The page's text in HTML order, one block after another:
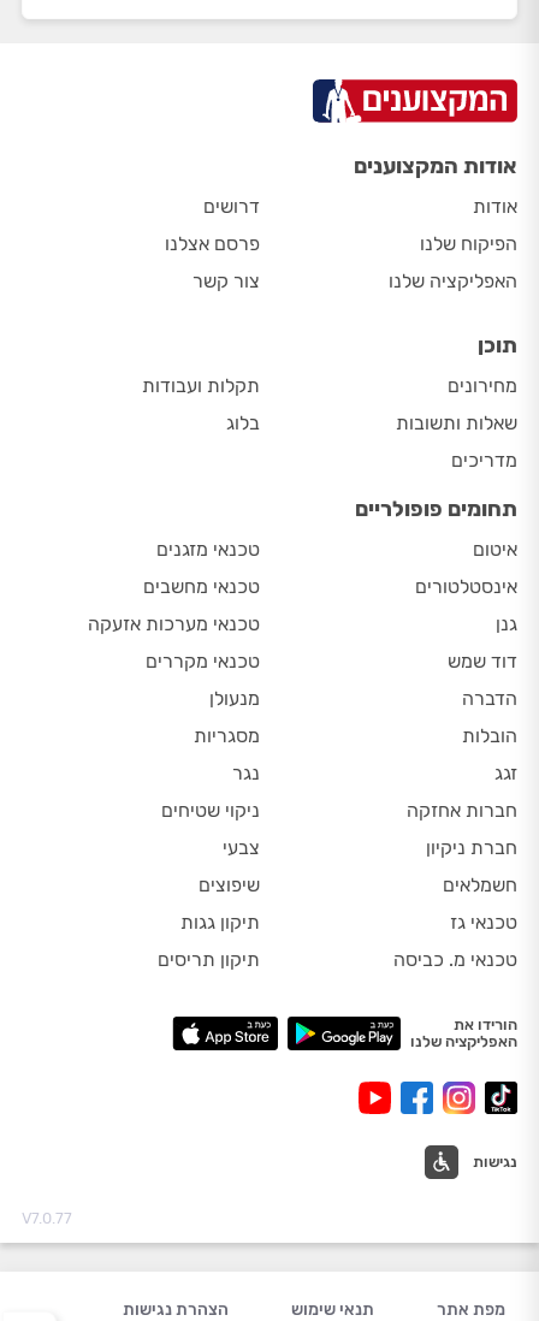
אודות המקצוענים
אודות
הפיקוח שלנו
האפליקציה שלנו
דרושים
פרסם אצלנו
צור קשר
תוכן
מחירונים
שאלות ותשובות
מדריכים
תקלות ועבודות
בלוג
תחומים פופולריים
איטום
אינסטלטורים
גנן
דוד שמש
הדברה
הובלות
זגג
חברות אחזקה
חברת ניקיון
חשמלאים
טכנאי גז
טכנאי מ. כביסה
טכנאי מזגנים
טכנאי מחשבים
טכנאי מערכות אזעקה
טכנאי מקררים
מנעולן
מסגריות
נגר
ניקוי שטיחים
צבעי
שיפוצים
תיקון גגות
תיקון תריסים
הורידו את
האפליקציה שלנו
נגישות
V7.0.77
מפת אתר תנאי שימוש הצהרת נגישות